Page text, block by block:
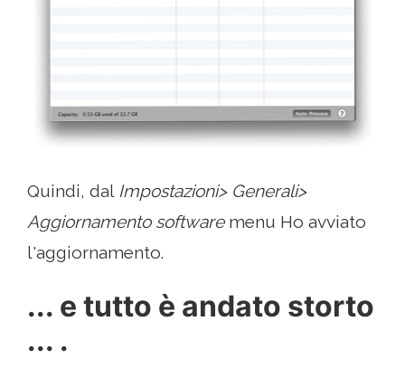
Quindi, dal Impostazioni> Generali>
Aggiornamento softwaremenu Ho avviato
l'aggiornamento.
... e tutto è andato storto
... .